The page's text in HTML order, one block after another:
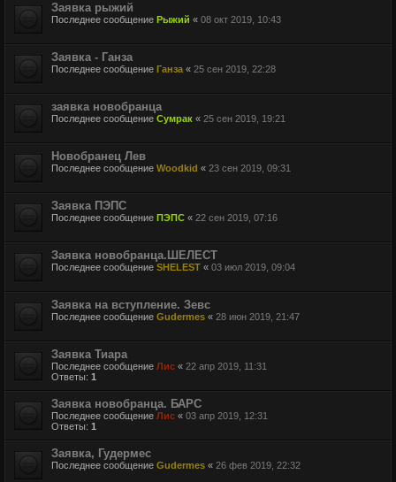
Заявка рыжий
Последнее сообщение Рыжий « 08 окт 2019, 10:43
Заявка - Ганза
Последнее сообщение Ганза « 25 сен 2019, 22:28
заявка новобранца
Последнее сообщение Сумрак « 25 сен 2019, 19:21
Новобранец Лев
Последнее сообщение Woodkid « 23 сен 2019, 09:31
Заявка ПЭПС
Последнее сообщение ПЭПС « 22 сен 2019, 07:16
Заявка новобранца.ШЕЛЕСТ
Последнее сообщение SHELEST « 03 июл 2019, 09:04
Заявка на вступление. Зевс
Последнее сообщение Gudermes « 28 июн 2019, 21:47
Заявка Тиара
Последнее сообщение Лис « 22 апр 2019, 11:31
Ответы: 1
Заявка новобранца. БАРС
Последнее сообщение Лис « 03 апр 2019, 12:31
Ответы: 1
Заявка, Гудермес
Последнее сообщение Gudermes « 26 фев 2019, 22:32